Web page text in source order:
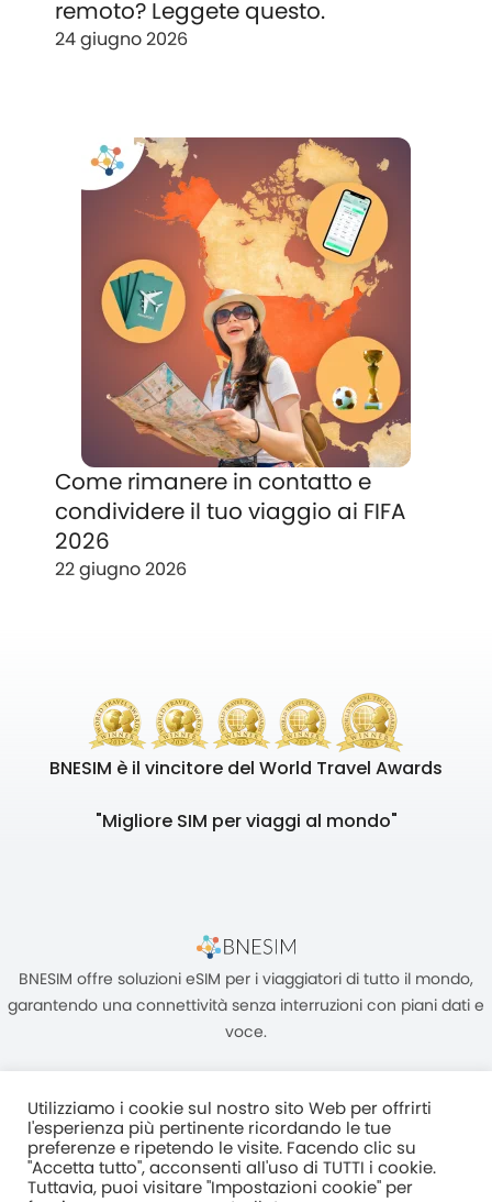
remoto? Leggete questo.
24 giugno 2026
Come rimanere in contatto e
condividere il tuo viaggio ai FIFA
2026
22 giugno 2026
BNESIM è il vincitore del World Travel Awards
"Migliore SIM per viaggi al mondo"
BNESIM offre soluzioni eSIM per i viaggiatori di tutto il mondo,
garantendo una connettività senza interruzioni con piani dati e
voce.
Unità C, 8/F, King Palace Plaza, NO:55 King Yip Street, Kwun Tong,
Kowloon, HONG KONG
Utilizziamo i cookie sul nostro sito Web per offrirti
l'esperienza più pertinente ricordando le tue
preferenze e ripetendo le visite. Facendo clic su
"Accetta tutto", acconsenti all'uso di TUTTI i cookie.
Tuttavia, puoi visitare "Impostazioni cookie" per